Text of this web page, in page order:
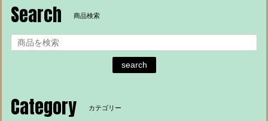
Search 商品検索
search
Category カテゴリー